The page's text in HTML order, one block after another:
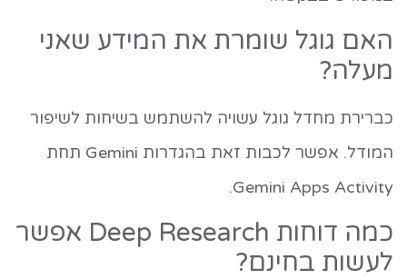
האם גוגל שומרת את המידע שאני
מעלה?
כברירת מחדל גוגל עשויה להשתמש בשיחות לשיפור
המודל. אפשר לכבות זאת בהגדרות Gemini תחת
Gemini Apps Activity.
כמה דוחות Deep Research אפשר
לעשות בחינם?